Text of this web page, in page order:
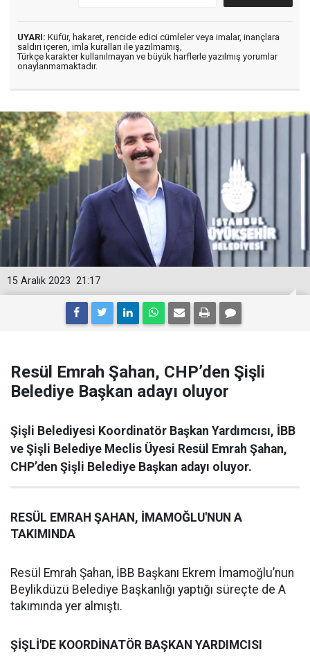
UYARI: Küfür, hakaret, rencide edici cümleler veya imalar, inançlara
saldırı içeren, imla kuralları ile yazılmamış,
Türkçe karakter kullanılmayan ve büyük harflerle yazılmış yorumlar
onaylanmamaktadır.
21:17
15 Aralık 2023
Resül Emrah Şahan, CHP’den Şişli
Belediye Başkan adayı oluyor
Şişli Belediyesi Koordinatör Başkan Yardımcısı, İBB
ve Şişli Belediye Meclis Üyesi Resül Emrah Şahan,
CHP’den Şişli Belediye Başkan adayı oluyor.
RESÜL EMRAH ŞAHAN, İMAMOĞLU'NUN A
TAKIMINDA
Resül Emrah Şahan, İBB Başkanı Ekrem İmamoğlu’nun
Beylikdüzü Belediye Başkanlığı yaptığı süreçte de A
takımında yer almıştı.
ŞİŞLİ'DE KOORDİNATÖR BAŞKAN YARDIMCISI